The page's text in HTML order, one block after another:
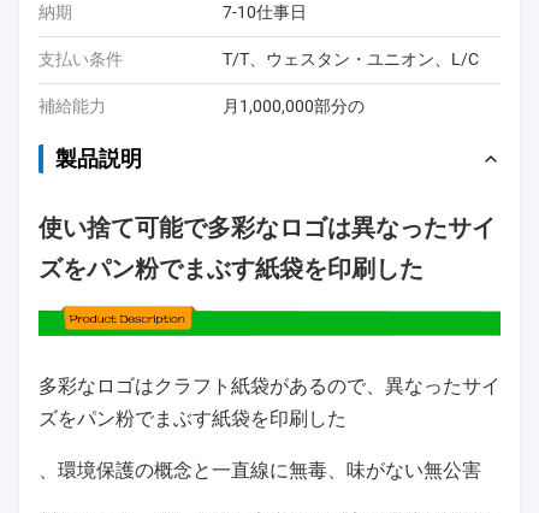
納期 7-10仕事日
支払い条件 T/T、ウェスタン・ユニオン、L/C
補給能力 月1,000,000部分の
製品説明
使い捨て可能で多彩なロゴは異なったサイ
ズをパン粉でまぶす紙袋を印刷した
多彩なロゴはクラフト紙袋があるので、異なったサイ
ズをパン粉でまぶす紙袋を印刷した
、環境保護の概念と一直線に無毒、味がない無公害